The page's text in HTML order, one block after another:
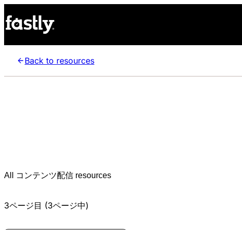
Back to resources
All コンテンツ配信 resources
3ページ目 (3ページ中)